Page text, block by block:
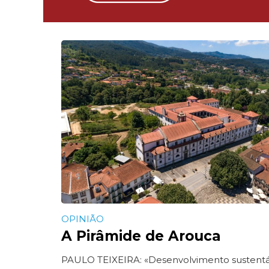
OPINIÃO
A Pirâmide de Arouca
PAULO TEIXEIRA: «Desenvolvimento